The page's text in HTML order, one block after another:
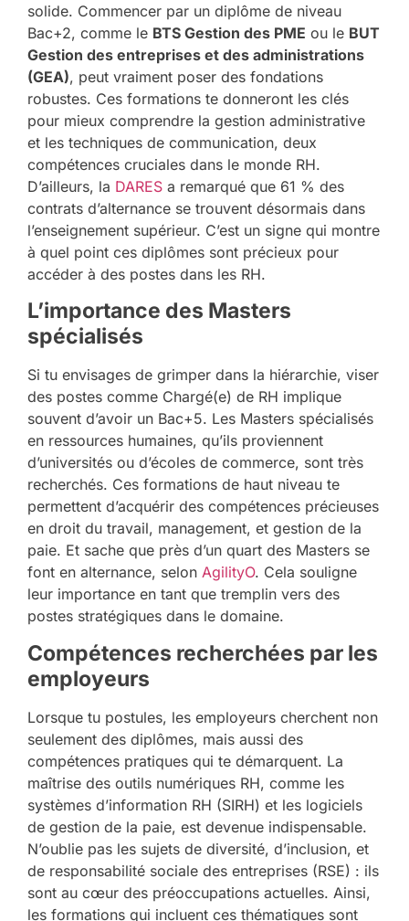
solide. Commencer par un diplôme de niveau
Bac+2, comme le BTS Gestion des PME ou le BUT
Gestion des entreprises et des administrations
(GEA), peut vraiment poser des fondations
robustes. Ces formations te donneront les clés
pour mieux comprendre la gestion administrative
et les techniques de communication, deux
compétences cruciales dans le monde RH.
D’ailleurs, la DARES a remarqué que 61 % des
contrats d’alternance se trouvent désormais dans
l’enseignement supérieur. C’est un signe qui montre
à quel point ces diplômes sont précieux pour
accéder à des postes dans les RH.
L’importance des Masters
spécialisés
Si tu envisages de grimper dans la hiérarchie, viser
des postes comme Chargé(e) de RH implique
souvent d’avoir un Bac+5. Les Masters spécialisés
en ressources humaines, qu’ils proviennent
d’universités ou d’écoles de commerce, sont très
recherchés. Ces formations de haut niveau te
permettent d’acquérir des compétences précieuses
en droit du travail, management, et gestion de la
paie. Et sache que près d’un quart des Masters se
font en alternance, selon AgilityO. Cela souligne
leur importance en tant que tremplin vers des
postes stratégiques dans le domaine.
Compétences recherchées par les
employeurs
Lorsque tu postules, les employeurs cherchent non
seulement des diplômes, mais aussi des
compétences pratiques qui te démarquent. La
maîtrise des outils numériques RH, comme les
systèmes d’information RH (SIRH) et les logiciels
de gestion de la paie, est devenue indispensable.
N’oublie pas les sujets de diversité, d’inclusion, et
de responsabilité sociale des entreprises (RSE) : ils
sont au cœur des préoccupations actuelles. Ainsi,
les formations qui incluent ces thématiques sont